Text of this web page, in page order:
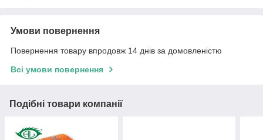
Умови повернення
Повернення товару впродовж 14 днів за домовленістю
Всі умови повернення
Подібні товари компанії